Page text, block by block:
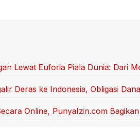
Lewat Euforia Piala Dunia: Dari
Deras ke Indonesia, Obligasi
Online, PunyaIzin.com